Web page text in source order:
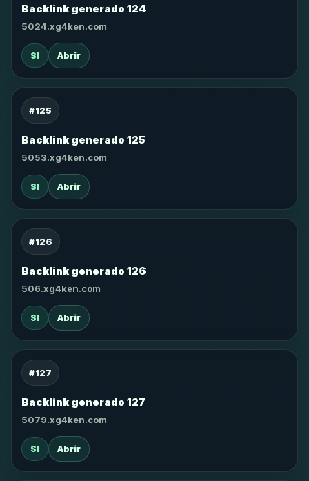
Backlink generado 124
5024.xg4ken.com
SI Abrir
#125
Backlink generado 125
5053.xg4ken.com
SI Abrir
#126
Backlink generado 126
506.xg4ken.com
SI Abrir
#127
Backlink generado 127
5079.xg4ken.com
SI Abrir